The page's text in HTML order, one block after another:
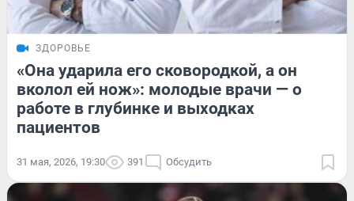
ЗДОРОВЬЕ
«Она ударила его сковородкой, а он
вколол ей нож»: молодые врачи — о
работе в глубинке и выходках
пациентов
31 мая, 2026, 19:30 391 Обсудить